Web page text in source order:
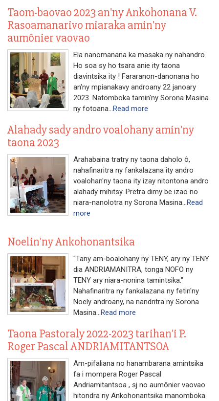
Taom-baovao 2023 an'ny Ankohonana V.
Rasoamanarivo miaraka amin'ny
aumônier vaovao
Ela nanomanana ka masaka ny nahandro.
Ho soa sy ho tsara anie ity taona
diavintsika ity ! Fararanon-danonana ho
an'ny mpianakavy androany 22 janoary
2023. Natomboka tamin'ny Sorona Masina
ny fotoana...Read more
Alahady sady andro voalohany amin'ny
taona 2023
Arahabaina tratry ny taona daholo ô,
nahafinaritra ny fankalazana ity andro
voalohan'ny taona ity izay nitontona andro
alahady mihitsy. Pretra dimy be izao no
niara-nanolotra ny Sorona Masina...Read
more
Noelin'ny Ankohonantsika
"Tany am-boalohany ny TENY, ary ny TENY
dia ANDRIAMANITRA, tonga NOFO ny
TENY ary niara-nonina tamintsika."
Nahafinaritra ny fankalazana ny fetin'ny
Noely androany, na nandritra ny Sorona
Masina...Read more
Taona Pastoraly 2022-2023 tarihan'i P.
Roger Pascal ANDRIAMITANTSOA
Am-pifaliana no hanambarana amintsika
fa i mompera Roger Pascal
Andriamitantsoa , sj no aumônier vaovao
hitondra ny Ankohonantsika manomboka